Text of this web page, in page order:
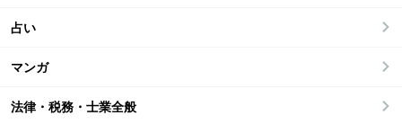
占い
マンガ
法律・税務・士業全般